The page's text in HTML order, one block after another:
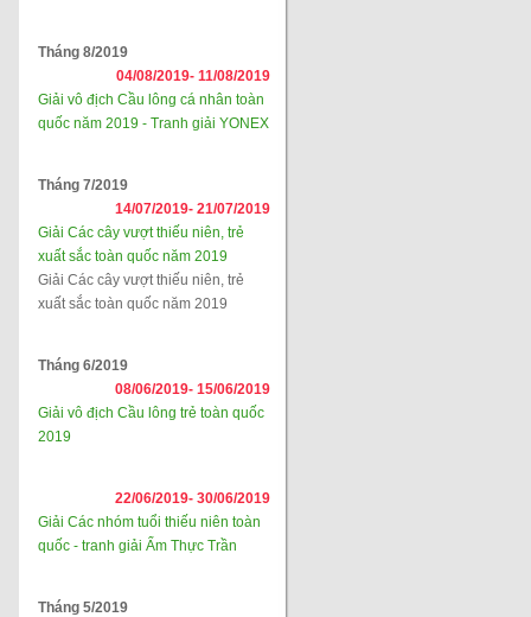
Tháng 8/2019
04/08/2019- 11/08/2019
Giải vô địch Cầu lông cá nhân toàn
quốc năm 2019 - Tranh giải YONEX
Tháng 7/2019
14/07/2019- 21/07/2019
Giải Các cây vượt thiếu niên, trẻ
xuất sắc toàn quốc năm 2019
Giải Các cây vượt thiếu niên, trẻ
xuất sắc toàn quốc năm 2019
Tháng 6/2019
08/06/2019- 15/06/2019
Giải vô địch Cầu lông trẻ toàn quốc
2019
22/06/2019- 30/06/2019
Giải Các nhóm tuổi thiếu niên toàn
quốc - tranh giải Ẩm Thực Trần
Tháng 5/2019